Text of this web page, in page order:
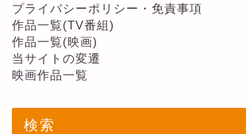
プライバシーポリシー・免責事項
作品一覧(TV番組)
作品一覧(映画)
当サイトの変遷
映画作品一覧
検索